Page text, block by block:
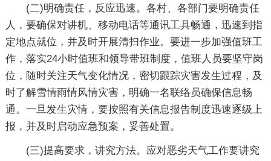
(二)明确责任，反应迅速。各村、各部门要明确责任
人，要确保对讲机、移动电话等通讯工具畅通，迅速到指
定地点就位，并及时开展清扫作业。要进一步加强值班工
作，落实24小时值班和领导带班制度，值班人员要坚守岗
位，随时关注天气变化情况，密切跟踪灾害发生过程，及
时了解雪情雨情风情灾害，明确一名联络员确保信息畅
通。一旦发生灾情，要按照有关信息报告制度迅速逐级上
报，并及时启动应急预案，妥善处置。
(三)提高要求，讲究方法。应对恶劣天气工作要讲究